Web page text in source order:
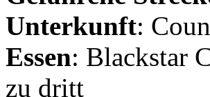
Unterkunft:
Essen: Blackstar
zu dritt